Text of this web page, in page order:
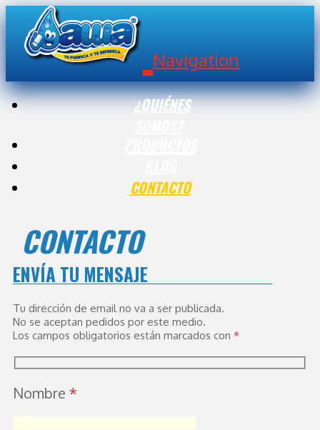
Navigation
¿QUIÉNES
CONTACTO
CONTACTO
ENVÍA TU MENSAJE
Tu dirección de email no va a ser publicada.
No se aceptan pedidos por este medio.
Los campos obligatorios están marcados con *
Nombre *